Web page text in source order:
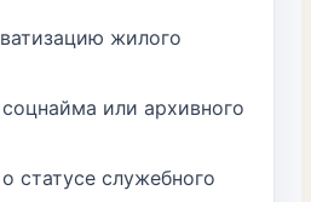
жилого
или архивного
статусе служебного